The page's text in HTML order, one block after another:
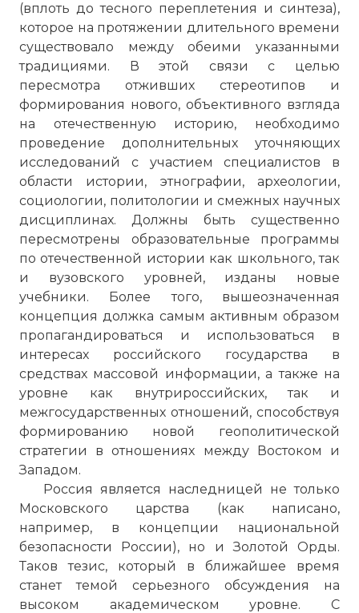
(вплоть до тесного переплетения и синтеза),
которое на протяжении длительного времени
существовало между обеими указанными
традициями. В этой связи с целью
пересмотра отживших стереотипов и
формирования нового, объективного взгляда
на отечественную историю, необходимо
проведение дополнительных уточняющих
исследований с участием специалистов в
области истории, этнографии, археологии,
социологии, политологии и смежных научных
дисциплинах. Должны быть существенно
пересмотрены образовательные программы
по отечественной истории как школьного, так
и вузовского уровней, изданы новые
учебники. Более того, вышеозначенная
концепция должка самым активным образом
пропагандироваться и использоваться в
интересах российского государства в
средствах массовой информации, а также на
уровне как внутрироссийских, так и
межгосударственных отношений, способствуя
формированию новой геополитической
стратегии в отношениях между Востоком и
Западом.
Россия является наследницей не только
Московского царства (как написано,
например, в концепции национальной
безопасности России), но и Золотой Орды.
Таков тезис, который в ближайшее время
станет темой серьезного обсуждения на
высоком академическом уровне. С